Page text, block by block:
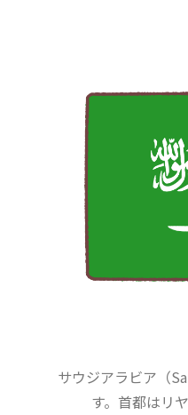
サウジアラビア（
す。首都はリ